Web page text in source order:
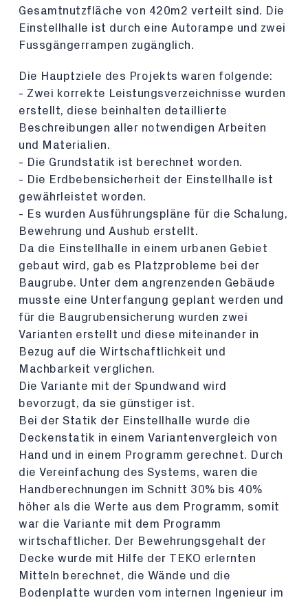
Gesamtnutzfläche von 420m2 verteilt sind. Die
Einstellhalle ist durch eine Autorampe und zwei
Fussgängerrampen zugänglich.
Die Hauptziele des Projekts waren folgende:
- Zwei korrekte Leistungsverzeichnisse wurden
erstellt, diese beinhalten detaillierte
Beschreibungen aller notwendigen Arbeiten
und Materialien.
- Die Grundstatik ist berechnet worden.
- Die Erdbebensicherheit der Einstellhalle ist
gewährleistet worden.
- Es wurden Ausführungspläne für die Schalung,
Bewehrung und Aushub erstellt.
Da die Einstellhalle in einem urbanen Gebiet
gebaut wird, gab es Platzprobleme bei der
Baugrube. Unter dem angrenzenden Gebäude
musste eine Unterfangung geplant werden und
für die Baugrubensicherung wurden zwei
Varianten erstellt und diese miteinander in
Bezug auf die Wirtschaftlichkeit und
Machbarkeit verglichen.
Die Variante mit der Spundwand wird
bevorzugt, da sie günstiger ist.
Bei der Statik der Einstellhalle wurde die
Deckenstatik in einem Variantenvergleich von
Hand und in einem Programm gerechnet. Durch
die Vereinfachung des Systems, waren die
Handberechnungen im Schnitt 30% bis 40%
höher als die Werte aus dem Programm, somit
war die Variante mit dem Programm
wirtschaftlicher. Der Bewehrungsgehalt der
Decke wurde mit Hilfe der TEKO erlernten
Mitteln berechnet, die Wände und die
Bodenplatte wurden vom internen Ingenieur im